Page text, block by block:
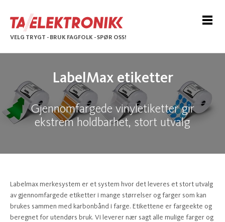
VELG TRYGT - BRUK FAGFOLK - SPØR OSS!
LabelMax etiketter
Gjennomfargede vinyletiketter gir
ekstrem holdbarhet, stort utvalg
Labelmax merkesystem er et system hvor det leveres et stort utvalg
av gjennomfargede etiketter i mange størrelser og farger som kan
brukes sammen med karbonbånd i farge. Etikettene er fargeekte og
beregnet for utendørs bruk. Vi leverer nær sagt alle mulige farger og